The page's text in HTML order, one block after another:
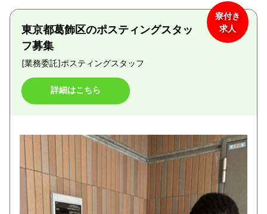
東京都葛飾区のポスティングスタッ
フ募集
[業務委託]ポスティングスタッフ
詳細はこちら
寮付き
求人